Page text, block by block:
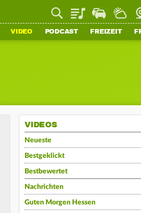
PlaylistStaupilotWetter
VIDEO PODCAST FREIZEIT
VIDEOS
Neueste
Bestgeklickt
Bestbewertet
Nachrichten
Guten Morgen Hessen